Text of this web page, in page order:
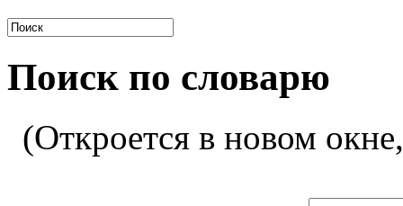
Поиск по словарю
(Откроется в новом